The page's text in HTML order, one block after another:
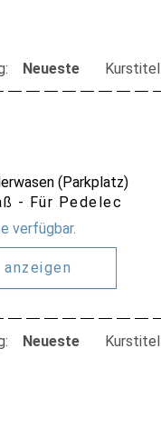
Neueste Kurstitel
(Parkplatz)
- Für Pedelec
verfügbar.
Neueste Kurstitel